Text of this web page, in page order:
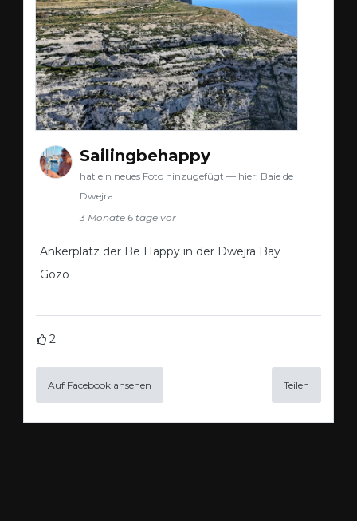
Sailingbehappy
hat ein neues Foto hinzugefügt — hier: Baie de
Dwejra.
3 Monate 6 tage vor
Ankerplatz der Be Happy in der Dwejra Bay
Gozo
2
Auf Facebook ansehen Teilen